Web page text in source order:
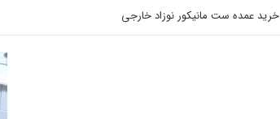
خرید عمده ست مانیکور نوزاد خارجی